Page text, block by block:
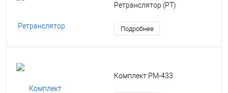
Ретранслятор (РТ)
Подробнее
Комплект РМ-433